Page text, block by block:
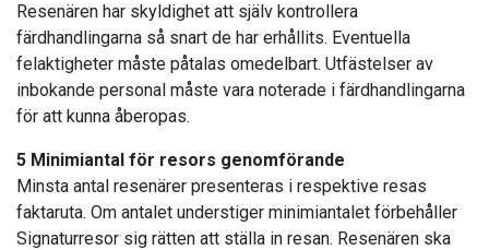
Resenären har skyldighet att själv kontrollera
färdhandlingarna så snart de har erhållits. Eventuella
felaktigheter måste påtalas omedelbart. Utfästelser av
inbokande personal måste vara noterade i färdhandlingarna
för att kunna åberopas.
5 Minimiantal för resors genomförande
Minsta antal resenärer presenteras i respektive resas
faktaruta. Om antalet understiger minimiantalet förbehåller
Signaturresor sig rätten att ställa in resan. Resenären ska